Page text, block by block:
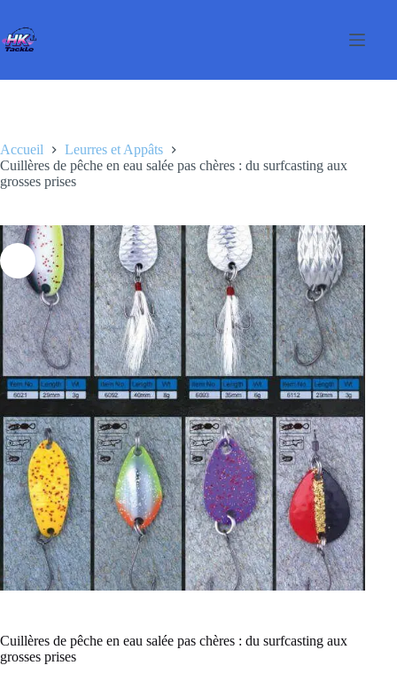
contenu
Accueil
Leurres et Appâts
Cuillères de pêche en eau salée pas chères : du surfcasting aux
grosses prises
Cuillères de pêche en eau salée pas chères : du surfcasting aux
grosses prises